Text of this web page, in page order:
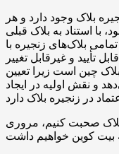
بلاک وجود دارد و هر
با استناد به بلاک قبلی
بلاک‌های زنجیره با
تأیید و غیرقابل تغییر
چین است زیرا تعیین
و نقش اولیه در ایجاد
صحبت کنیم، مروری